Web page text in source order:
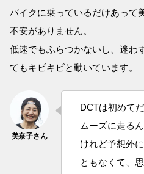
バイクに乗っているだけあって
不安がありません。
低速でもふらつかないし、迷わ
てもキビキビと動いています。
DCTは初めて
ムーズに走る
けれど予想外
ともなくて、